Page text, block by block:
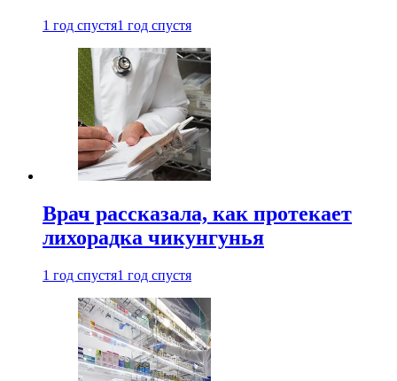
1 год спустя1 год спустя
Врач рассказала, как протекает
лихорадка чикунгунья
1 год спустя1 год спустя